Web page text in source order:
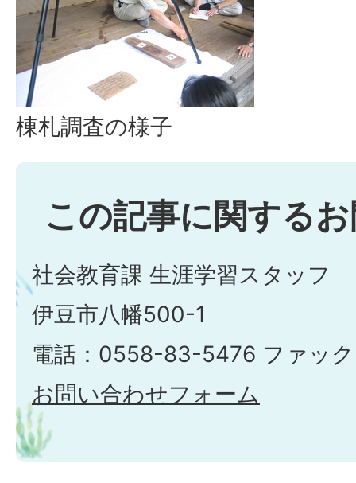
棟札調査の様子
この記事に関する
社会教育課 生涯学習スタッフ
伊豆市八幡500-1
電話：0558-83-5476 ファッ
お問い合わせフォーム